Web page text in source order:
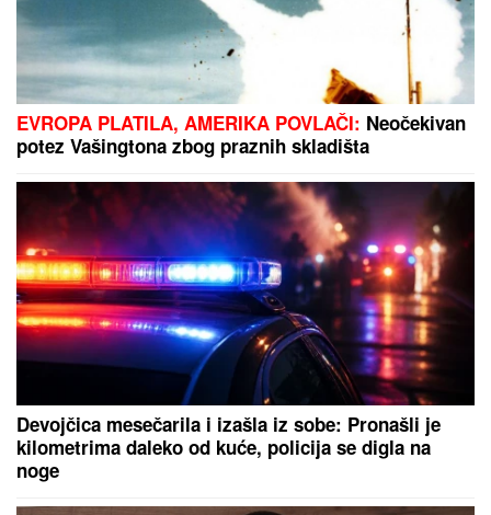
Gotovo: Reprezentativac Srbije ima novi klub u
Premijer ligi
CRVENI FIKSEVI:Liberec oslabljen
na Brno
BIVŠI FUDBALER JE OVAKO
INVESTIRAO ZARAĐENE MILIONE
Kupio staru kuću u Igalu i otvorio
restoran na Bojani, a evo šta je
pripalo bivšoj supruzi posle razvoda